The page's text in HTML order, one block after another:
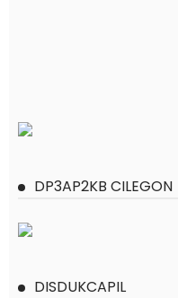
DP3AP2KB CILEGON
DISDUKCAPIL